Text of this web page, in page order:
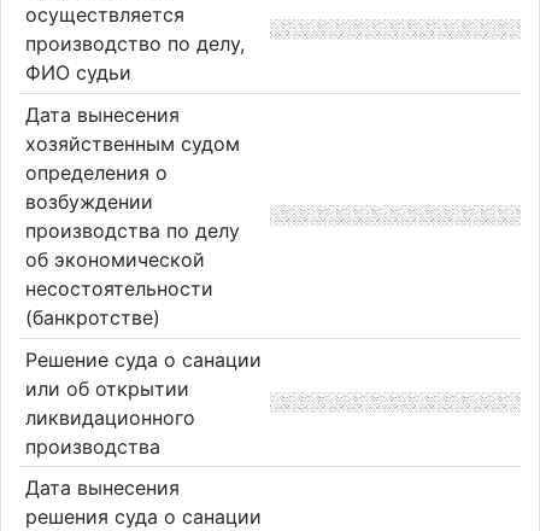
осуществляется
производство по делу,
ФИО судьи
Дата вынесения
хозяйственным судом
определения о
возбуждении
производства по делу
об экономической
несостоятельности
(банкротстве)
Решение суда о санации
или об открытии
ликвидационного
производства
Дата вынесения
решения суда о санации